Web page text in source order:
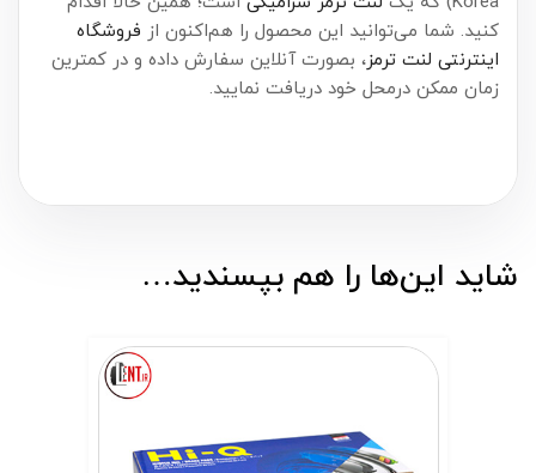
کنید. شما می‌توانید این محصول را هم‌اکنون از فروشگاه
اینترنتی لنت ترمز، بصورت آنلاین سفارش داده و در کمترین
زمان ممکن درمحل خود دریافت نمایید.
شاید این‌ها را هم بپسندید…